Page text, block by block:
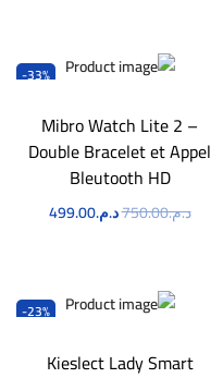
-33%
Mibro Watch Lite 2 –
Double Bracelet et Appel
Bleutooth HD
د.م.750.00د.م.499.00
-23%
Kieslect Lady Smart